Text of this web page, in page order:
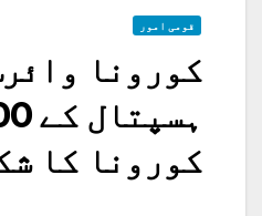
قومی امور
کورونا
کورونا کا